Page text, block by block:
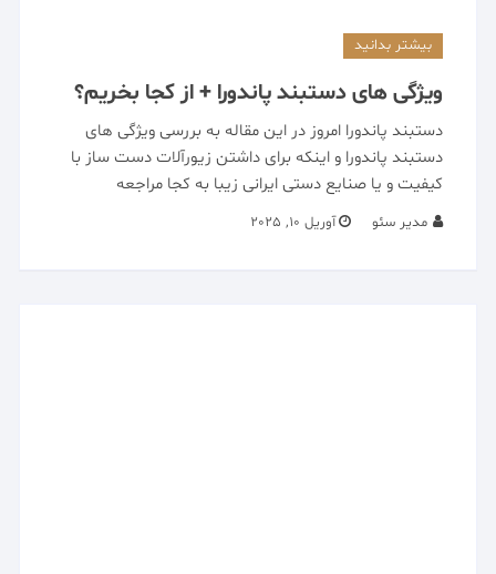
بیشتر بدانید
ویژگی های دستبند پاندورا + از کجا بخریم؟
دستبند پاندورا امروز در این مقاله به بررسی ویژگی های
دستبند پاندورا و اینکه برای داشتن زیورآلات دست ساز با
کیفیت و یا صنایع دستی ایرانی زیبا به کجا مراجعه
مدیر سئو آوریل 10, 2025